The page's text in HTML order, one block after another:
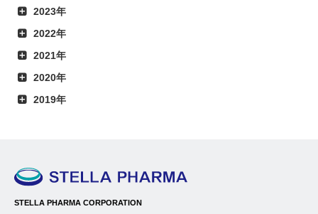
2023年
2022年
2021年
2020年
2019年
STELLA PHARMA CORPORATION